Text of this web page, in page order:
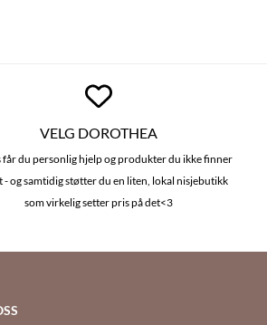
VELG DOROTHEA
får du personlig hjelp og produkter du ikke finner
- og samtidig støtter du en liten, lokal nisjebutikk
som virkelig setter pris på det<3